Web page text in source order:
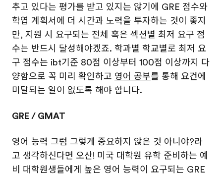
추고 있다는 평가를 받고 있지는 않기에 GRE 점수와
학엽 계획서에 더 시간과 노력을 투자하는 것이 좋지
만, 지원 시 요구되는 전체 혹은 섹션별 최저 요구 점
수는 반드시 달성해야겠죠. 학과별 학교별로 최저 요
구 점수는 ibt기준 80점 이상부터 100점 이상까지 다
양함으로 꼭 미리 확인하고 영어 공부를 통해 요건에
미달되는 일이 없도록 해야 합니다.
GRE / GMAT
영어 능력 그럼 그렇게 중요하지 않은 것 아니야?라
고 생각하신다면 오산! 미국 대학원 유학 준비하는 예
비 대학원생들에게 높은 영어 능력이 요구되는 GRE